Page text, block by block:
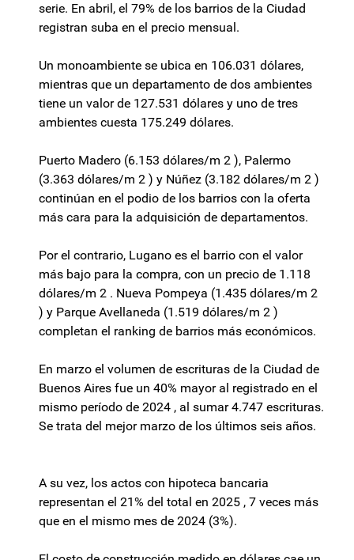
serie. En abril, el 79% de los barrios de la Ciudad
registran suba en el precio mensual.
Un monoambiente se ubica en 106.031 dólares,
mientras que un departamento de dos ambientes
tiene un valor de 127.531 dólares y uno de tres
ambientes cuesta 175.249 dólares.
Puerto Madero (6.153 dólares/m 2 ), Palermo
(3.363 dólares/m 2 ) y Núñez (3.182 dólares/m 2 )
continúan en el podio de los barrios con la oferta
más cara para la adquisición de departamentos.
Por el contrario, Lugano es el barrio con el valor
más bajo para la compra, con un precio de 1.118
dólares/m 2 . Nueva Pompeya (1.435 dólares/m 2
) y Parque Avellaneda (1.519 dólares/m 2 )
completan el ranking de barrios más económicos.
En marzo el volumen de escrituras de la Ciudad de
Buenos Aires fue un 40% mayor al registrado en el
mismo período de 2024 , al sumar 4.747 escrituras.
Se trata del mejor marzo de los últimos seis años.
A su vez, los actos con hipoteca bancaria
representan el 21% del total en 2025 , 7 veces más
que en el mismo mes de 2024 (3%).